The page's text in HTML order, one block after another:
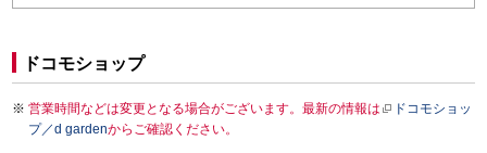
ドコモショップ
営業時間などは変更となる場合がございます。最新の情報は
ドコモショッ
プ／d gardenからご確認ください。